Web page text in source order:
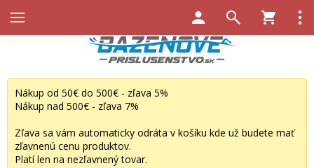
Nákup od 50€ do 500€ - zľava 5%
Nákup nad 500€ - zľava 7%
Zľava sa vám automaticky odráta v košíku kde už budete mať
zľavnenú cenu produktov.
Platí len na nezľavnený tovar.